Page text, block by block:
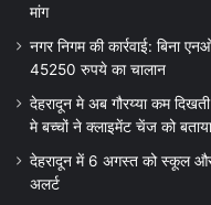
मांग
नगर निगम की कार्रवाई: बिना
45250 रुपये का चालान
देहरादून मे अब गौरय्या कम
मे बच्चों ने क्लाइमेंट चेंज को
देहरादून में 6 अगस्त को स्कूल और
अलर्ट